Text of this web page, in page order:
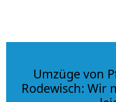
Umzüge von
Rodewisch: Wir